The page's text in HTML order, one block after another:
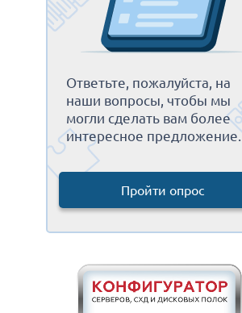
Ответьте, пожалуйста, на
наши вопросы, чтобы мы
могли сделать вам более
интересное предложение.
Пройти опрос